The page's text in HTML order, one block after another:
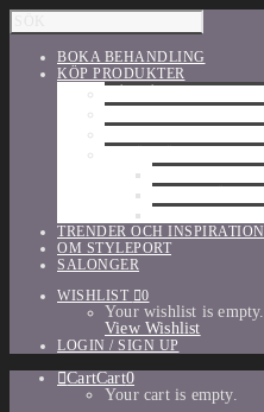
BOKA BEHANDLING
KÖP PRODUKTER
TRENDER OCH INSPIRATION
OM STYLEPORT
SALONGER
WISHLIST
0
Your wishlist is empty.
View Wishlist
LOGIN / SIGN UP
CartCart0
Your cart is empty.